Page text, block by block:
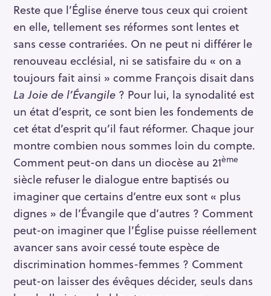
Reste que l’Église énerve tous ceux qui croient
en elle, tellement ses réformes sont lentes et
sans cesse contrariées. On ne peut ni différer le
renouveau ecclésial, ni se satisfaire du « on a
toujours fait ainsi » comme François disait dans
La Joie de l’Évangile ? Pour lui, la synodalité est
un état d’esprit, ce sont bien les fondements de
cet état d’esprit qu’il faut réformer. Chaque jour
montre combien nous sommes loin du compte.
Comment peut-on dans un diocèse au 21ème
siècle refuser le dialogue entre baptisés ou
imaginer que certains d’entre eux sont « plus
dignes » de l’Évangile que d’autres ? Comment
peut-on imaginer que l’Église puisse réellement
avancer sans avoir cessé toute espèce de
discrimination hommes-femmes ? Comment
peut-on laisser des évêques décider, seuls dans